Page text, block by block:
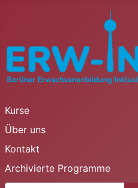
Kurse
Über uns
Kontakt
Archivierte Programme